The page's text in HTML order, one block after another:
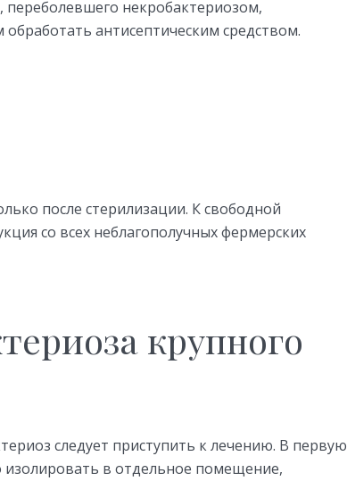
некробактериозом,
антисептическим средством.
после стерилизации. К свободной
со всех неблагополучных фермерских
крупного
следует приступить к лечению. В первую
в отдельное помещение,